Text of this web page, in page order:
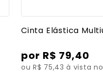
Cinta Elástica
R$ 79,40
ou R$ 75,43 à vista no